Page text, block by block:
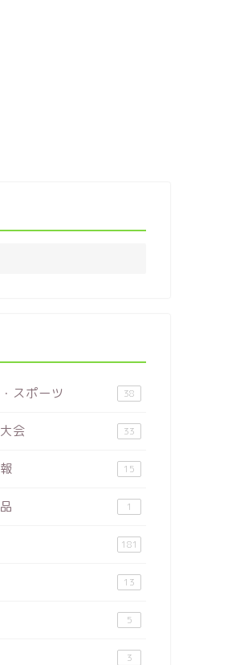
キャンプでカロリー
プ【１日目】
えた
2019年4月30日
スポーツ 38
会 33
15
1
181
13
5
3